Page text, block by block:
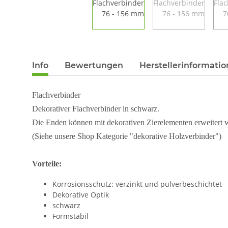
Info Bewertungen
Flachverbinder
Dekorativer Flachverbinder in schwarz.
Die Enden können mit dekorativen Zierelementen erweitert
(Siehe unsere Shop Kategorie "dekorative Holzverbinder")
Vorteile:
Korrosionsschutz: verzinkt und pulverbeschichtet
Dekorative Optik
schwarz
Formstabil